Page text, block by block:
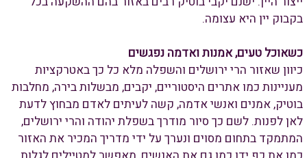
בקבוק יין היא עצומה.
כשאוכל טעים, אמנות ואדמה נפגשים
כיוון שאזור הרי ירושלים והשפלה מלא כל כך באטרקציות
מעניינות כמו אתרים היסטוריים, יקבים, מבשלות בירה, מחלבות
בוטיק, אמנים ואנשי אדמה, קשה לעיתים לאדם מבחוץ לדעת
לאן לפנות. לשם כך סיור מודרך בשפלת יהודה והרי ירושלים,
המתמקד בתחום מסוים ונערך על ידי מדריך המכיר את האזור